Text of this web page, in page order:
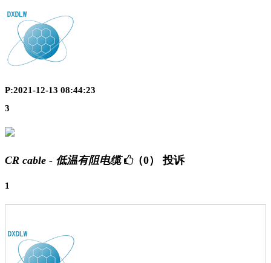
P:2021-12-13 08:44:23
3
CR cable - 低温有阻电缆 （0） 投诉
1